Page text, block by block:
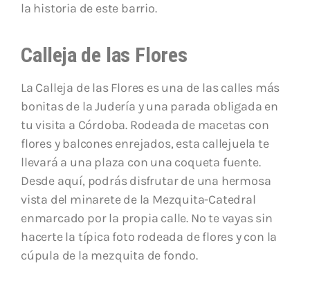
la historia de este barrio.
Calleja de las Flores
La Calleja de las Flores es una de las calles más
bonitas de la Judería y una parada obligada en
tu visita a Córdoba. Rodeada de macetas con
flores y balcones enrejados, esta callejuela te
llevará a una plaza con una coqueta fuente.
Desde aquí, podrás disfrutar de una hermosa
vista del minarete de la Mezquita-Catedral
enmarcado por la propia calle. No te vayas sin
hacerte la típica foto rodeada de flores y con la
cúpula de la mezquita de fondo.